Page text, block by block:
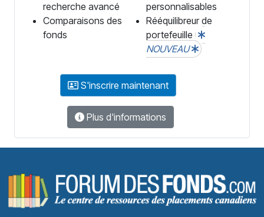
recherche avancé
Comparaisons des
fonds
personnalisables
Rééquilibreur de
portefeuille
NOUVEAU
S'inscrire maintenant
Plus d'informations